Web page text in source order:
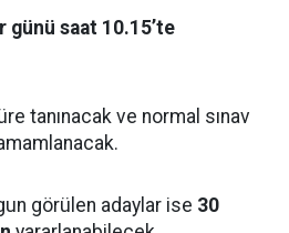
günü saat 10.15’te
tanınacak ve normal sınav
görülen adaylar ise 30